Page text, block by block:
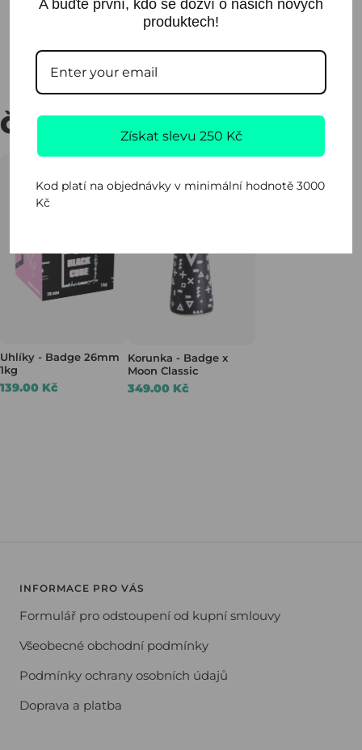
Ornj Team - pomeranč, mandarinka.
Sdílet
ČASTO KUPOVÁNO SPOLU
Uhlíky - Badge 26mm
1kg
139.00 Kč
Korunka - Badge x
Moon Classic
349.00 Kč
INFORMACE PRO VÁS
Formulář pro odstoupení od kupní smlouvy
Všeobecné obchodní podmínky
Podmínky ochrany osobních údajů
Doprava a platba
A buďte první, kdo se dozví o našich nových
produktech!
Získat slevu 250 Kč
Kod platí na objednávky v minimální hodnotě 3000
Kč